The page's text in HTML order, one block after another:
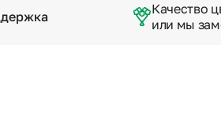
Качество
или мы